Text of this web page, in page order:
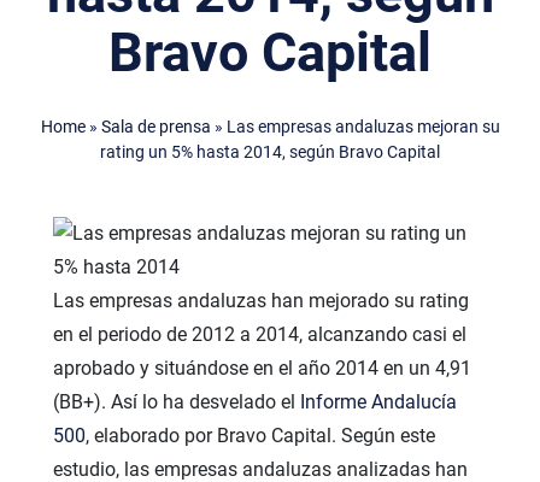
Bravo Capital
Home» Sala de prensa » Las empresas andaluzas mejoran su
rating un 5% hasta 2014, según Bravo Capital
Las empresas andaluzas han mejorado su rating
en el periodo de 2012 a 2014, alcanzando casi el
aprobado y situándose en el año 2014 en un 4,91
(BB+). Así lo ha desvelado el Informe Andalucía
500, elaborado por Bravo Capital. Según este
estudio, las empresas andaluzas analizadas han